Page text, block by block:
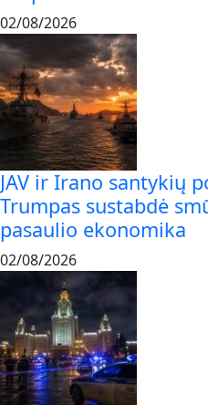
02/08/2026
JAV ir Irano santykių
Trumpas sustabdė
pasaulio ekonomika
02/08/2026